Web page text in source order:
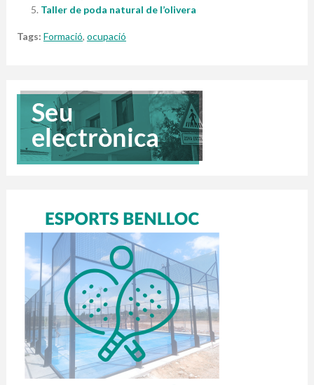
Taller de poda natural de l’olivera
Tags: Formació, ocupació